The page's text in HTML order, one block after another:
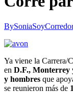
By
Ya viene la Carrera/
en D.F., Monterrey
y hombres que
se reunieron más de